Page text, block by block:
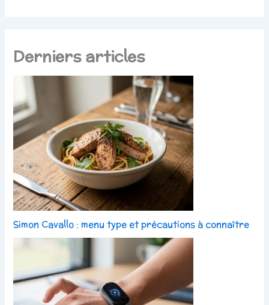
Derniers articles
Simon Cavallo : menu type et précautions à connaître